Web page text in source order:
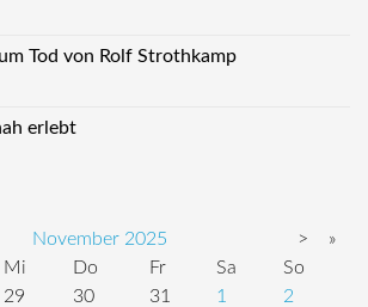
Tod von Rolf Strothkamp
erlebt
November 2025 >
»
Mi Do Fr Sa
So
29 30 31 1
2